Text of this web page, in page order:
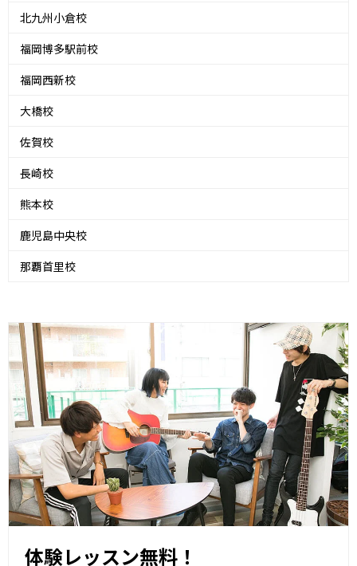
北九州小倉校
福岡博多駅前校
福岡西新校
大橋校
佐賀校
長崎校
熊本校
鹿児島中央校
那覇首里校
体験レッスン無料！